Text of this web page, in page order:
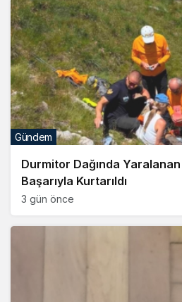
Durmitor Dağında
Başarıyla Kurtarıldı
3 gün önce
Gündem